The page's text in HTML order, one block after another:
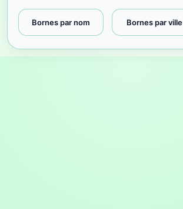
Bornes par nom Bornes par ville